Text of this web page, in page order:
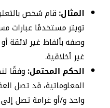
المثال:قام شخص
تويتر مستخدمًا عبارات
وصفه بألفاظ غير لائقة
غير أخلاقية.
الحكم المحتمل:وفقًا
المعلوماتية، قد تصل
واحد و/أو غرامة تصل إلى 500,000 ريال سعودي.